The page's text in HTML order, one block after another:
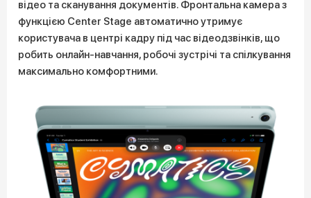
відео та сканування документів. Фронтальна камера з
функцією Center Stage автоматично утримує
користувача в центрі кадру під час відеодзвінків, що
робить онлайн-навчання, робочі зустрічі та спілкування
максимально комфортними.